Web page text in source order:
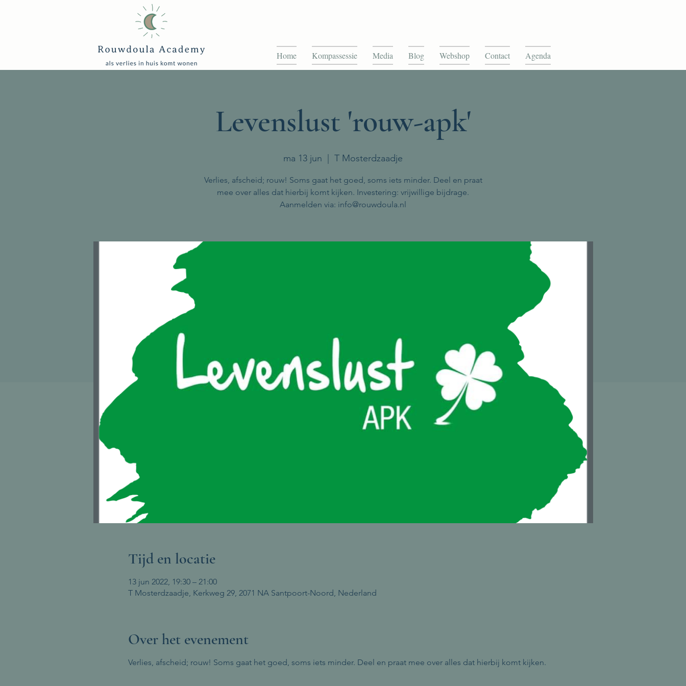
Home Kompassessie Media Blog Webshop Contact Agenda
Levenslust 'rouw-apk'
ma 13 jun T Mosterdzaadje
Verlies, afscheid; rouw! Soms gaat het goed, soms iets minder. Deel en praat
mee over alles dat hierbij komt kijken. Investering: vrijwillige bijdrage.
Aanmelden via: info@rouwdoula.nl
Tijd en locatie
13 jun 2022, 19:30 – 21:00
T Mosterdzaadje, Kerkweg 29, 2071 NA Santpoort-Noord, Nederland
Over het evenement
Verlies, afscheid; rouw! Soms gaat het goed, soms iets minder. Deel en praat mee over alles dat hierbij komt kijken.